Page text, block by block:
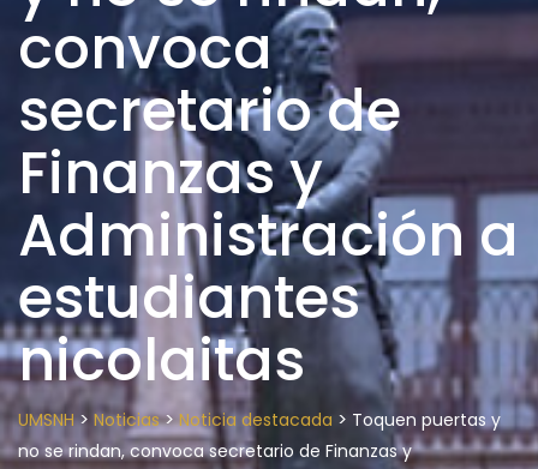
convoca
secretario de
Finanzas y
Administración a
estudiantes
nicolaitas
UMSNH> Noticias>Noticia destacada > Toquen puertas y
no se rindan, convoca secretario de Finanzas y